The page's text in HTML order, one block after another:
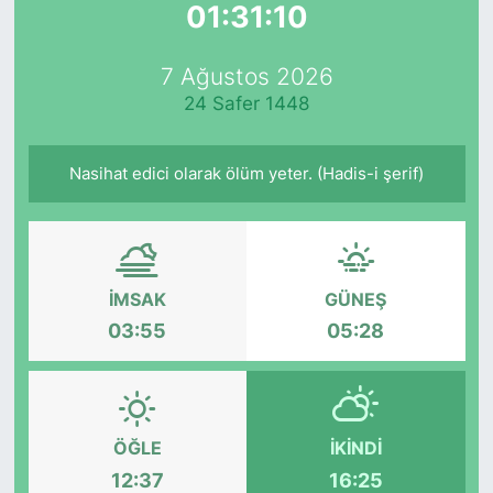
01:31:10
7 Ağustos 2026
24 Safer 1448
Nasihat edici olarak ölüm yeter. (Hadis-i şerif)
İMSAK
03:55
GÜNEŞ
05:28
ÖĞLE
12:37
İKINDI
16:25
Spor
ŞİRKET HABERLERİ
SAVUNMA SANAYİ
FUAR HABERLERİ
FUAR TAKVİMİ
Amerika Fuarları
FUAR RAPORU
FESTİVAL HABERLERİ
FESTİVAL TAKVİMİ